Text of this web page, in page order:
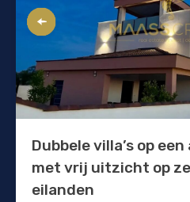
Dubbele villa’s op
met vrij uitzicht op
eilanden